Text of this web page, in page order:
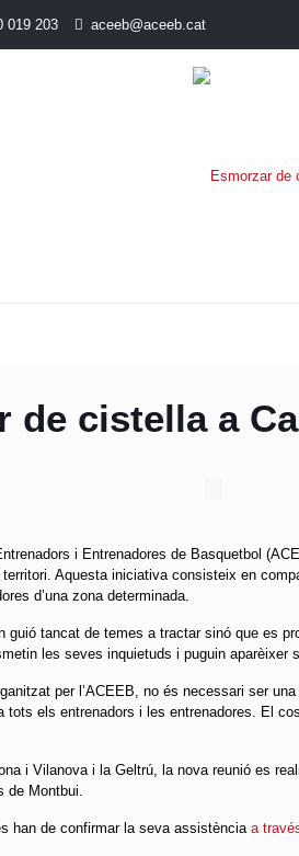
019 203 aceeb@aceeb.cat
de cistella a
i Entrenadores de Basquetbol
Aquesta iniciativa consisteix en
d’una zona determinada.
guió tancat de temes a tractar sinó que es
les seves inquietuds i puguin aparèixer
per l’ACEEB, no és necessari ser
els entrenadors i les entrenadores. El
i Vilanova i la Geltrú, la nova reunió es
de Montbui.
han de confirmar la seva assistència a